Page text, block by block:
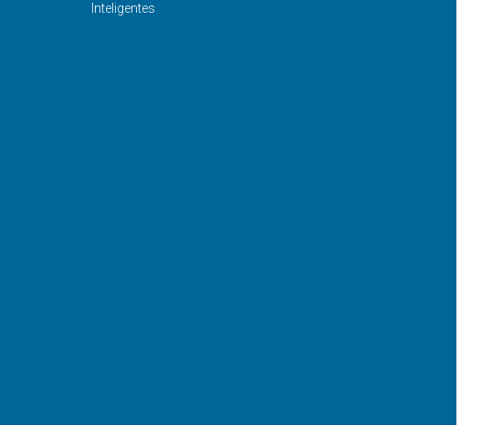
Inteligentes